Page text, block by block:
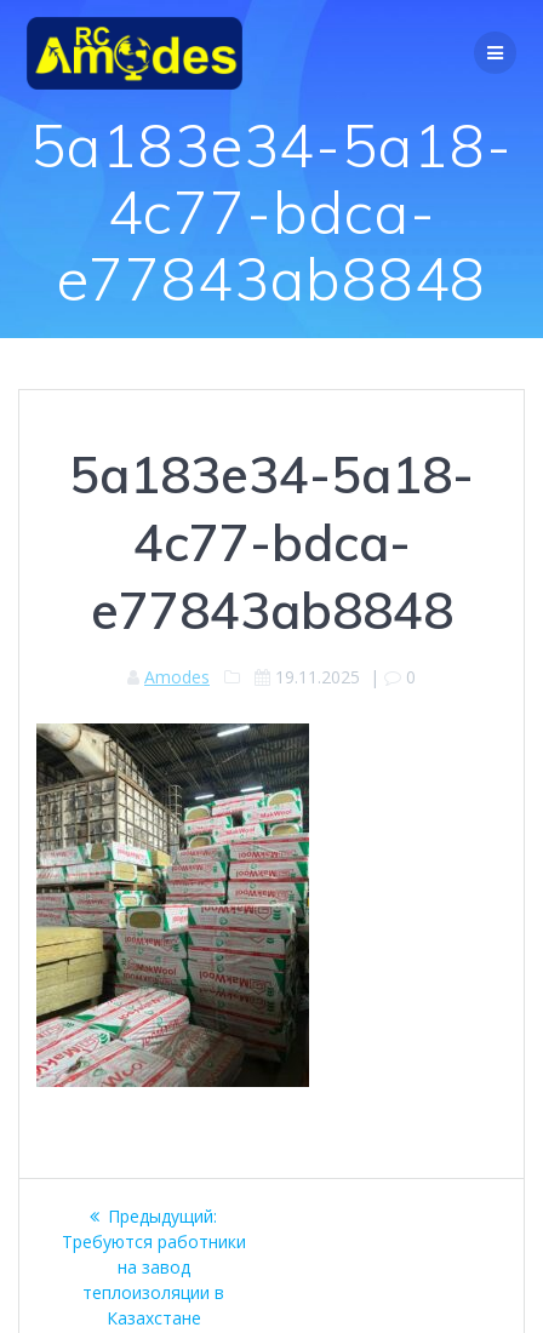
5a183e34-5a18-
4c77-bdca-
e77843ab8848
5a183e34-5a18-
4c77-bdca-
e77843ab8848
Amodes 19.11.2025 | 0
Навигация
по
записям
Предыдущий:
запись:
Требуются работники
на завод
теплоизоляции в
Казахстане